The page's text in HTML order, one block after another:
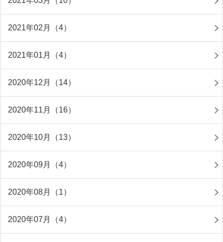
2021年02月（4）
2021年01月（4）
2020年12月（14）
2020年11月（16）
2020年10月（13）
2020年09月（4）
2020年08月（1）
2020年07月（4）